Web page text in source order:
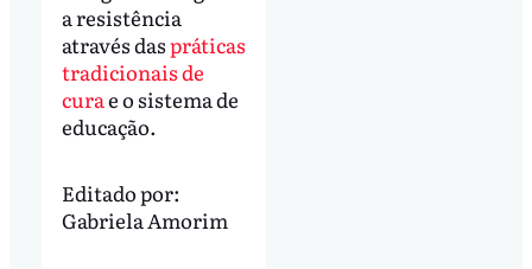
a resistência
através daspráticas
tradicionais de
curae o sistema de
educação.
Editado por:
Gabriela Amorim